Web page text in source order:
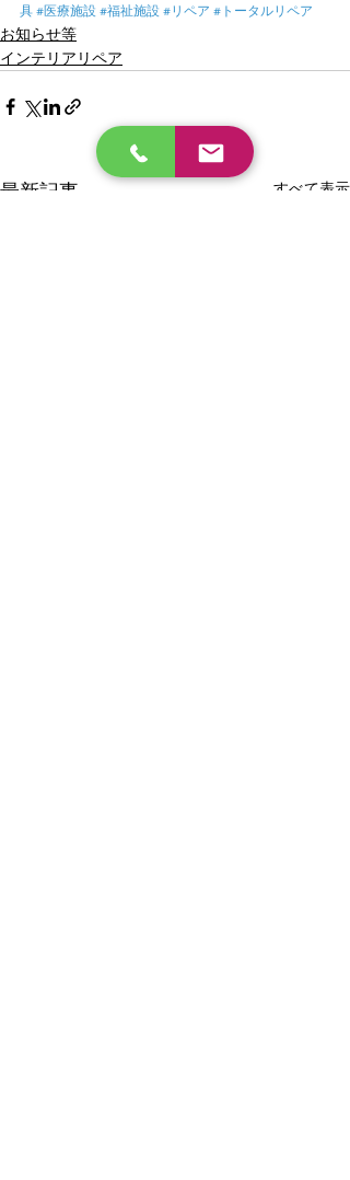
具#医療施設 #福祉施設 #リペア #トータルリペア
お知らせ等
インテリアリペア
最新記事 すべて表示